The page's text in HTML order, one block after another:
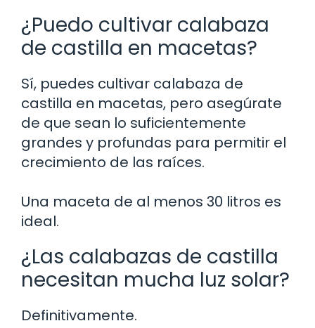
¿Puedo cultivar calabaza
de castilla en macetas?
Sí, puedes cultivar calabaza de
castilla en macetas, pero asegúrate
de que sean lo suficientemente
grandes y profundas para permitir el
crecimiento de las raíces.
Una maceta de al menos 30 litros es
ideal.
¿Las calabazas de castilla
necesitan mucha luz solar?
Definitivamente.